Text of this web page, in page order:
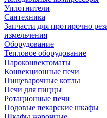
Уплотнители
Сантехника
Запчасти для протирочно
измельчения
Оборудование
Тепловое оборудование
Пароконвектоматы
Конвекционные печи
Пищеварочные котлы
Печи для пиццы
Ротационные печи
Подовые пекарские шкафы